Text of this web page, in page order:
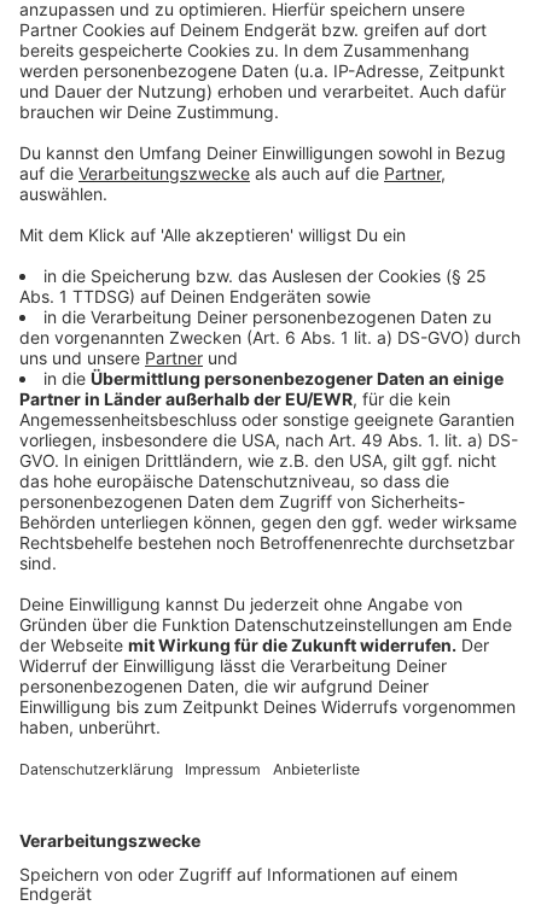
beispielsweise 'zwei Kilo abnehmen' sein oder aber
'fünf Kilometer an einem Stück' zu laufen. Die Ziele
sollten realistisch bleiben.
Anzeige
Ausdauertraining
Anzeige
Es am Anfang völlig zu übertreiben, ist für den eigenen
Körper auch nicht Sinn der Sache. Daher empfiehlt der
Sportwissenschaftler und Gesundheitsexperte:
Maximal dreimal die Woche Muskeltraining, weil
Muskeln sich erholen müssen. Ausdauertraining könnte
öfter gehen. Aber auch nicht mehr als jeden zweiten
Tag. Am besten sei also ein Mix aus Ausdauer- und
Muskeltraining. Die jeweiligen Pausen sollten
genossen werden.
Wer übrigens noch keine Sportart gefunden hat: ein
strammer Spaziergang ist laut Froböse ein erster
Schritt in die richtige Richtung: "Das Allerwichtigste
ist: Du musst dich zu Beginn subjektiv unterfordert
fühlen. Da musst du danach pfeifend unter der Dusche
den Mut und auch die positive Stimmung und
Einstellung dazu."